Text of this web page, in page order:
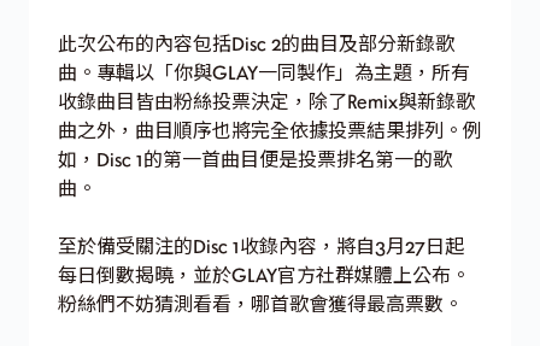
此次公布的內容包括Disc 2的曲目及部分新錄歌
曲。專輯以「你與GLAY一同製作」為主題，所有
收錄曲目皆由粉絲投票決定，除了Remix與新錄歌
曲之外，曲目順序也將完全依據投票結果排列。例
如，Disc 1的第一首曲目便是投票排名第一的歌
曲。
至於備受關注的Disc 1收錄內容，將自3月27日起
每日倒數揭曉，並於GLAY官方社群媒體上公布。
粉絲們不妨猜測看看，哪首歌會獲得最高票數。